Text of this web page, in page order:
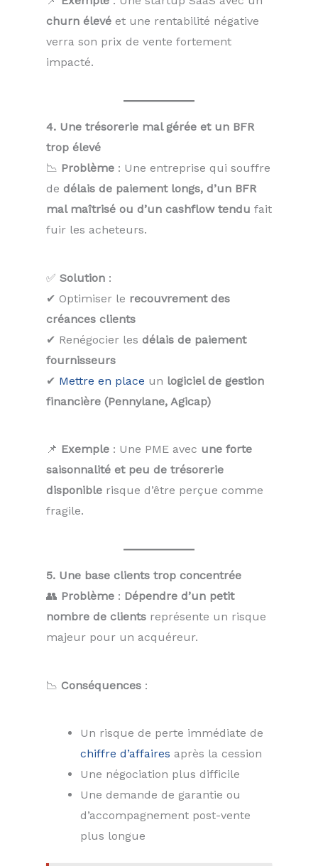
churn élevé et une rentabilité négative
verra son prix de vente fortement
impacté.
4. Une trésorerie mal gérée et un BFR
trop élevé
📉 Problème : Une entreprise qui souffre
de délais de paiement longs, d’un BFR
mal maîtrisé ou d’un cashflow tendu fait
fuir les acheteurs.
✅ Solution :
✔ Optimiser le recouvrement des
créances clients
✔ Renégocier les délais de paiement
fournisseurs
✔ Mettre en place un logiciel de gestion
financière (Pennylane, Agicap)
📌 Exemple : Une PME avec une forte
saisonnalité et peu de trésorerie
disponible risque d’être perçue comme
fragile.
5. Une base clients trop concentrée
👥 Problème : Dépendre d’un petit
nombre de clients représente un risque
majeur pour un acquéreur.
📉 Conséquences :
Un risque de perte immédiate de
chiffre d’affaires après la cession
Une négociation plus difficile
Une demande de garantie ou
d’accompagnement post-vente
plus longue